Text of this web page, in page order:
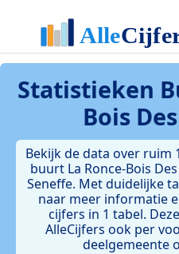
Statistieken
Bois
Bekijk de data over ruim
buurt La Ronce-Bois
Seneffe. Met duidelijke
naar meer informatie
cijfers in 1 tabel.
AlleCijfers ook per
deelgemeente